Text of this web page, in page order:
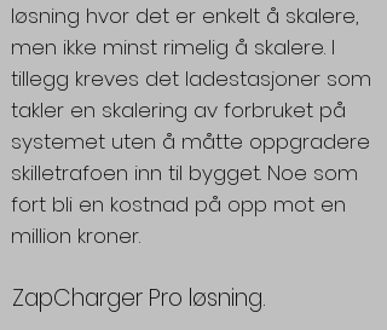
løsning hvor det er enkelt å skalere,
men ikke minst rimelig å skalere. I
tillegg kreves det ladestasjoner som
takler en skalering av forbruket på
systemet uten å måtte oppgradere
skilletrafoen inn til bygget. Noe som
fort bli en kostnad på opp mot en
million kroner.
ZapCharger Pro løsning.